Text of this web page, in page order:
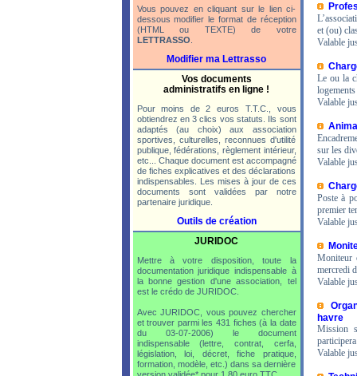
Vous pouvez en cliquant sur le lien ci-
dessous modifier le format de réception
(HTML ou TEXTE) de votre
LETTRASSO
Modifier ma Lettrasso
Vos documents
administratifs en ligne !
Pour moins de 2 euros T.T.C., vous
obtiendrez en 3 clics vos statuts. Ils sont
adaptés (au choix) aux association
sportives, culturelles, reconnues d'utilité
publique, fédérations, règlement intérieur,
etc... Chaque document est accompagné
de fiches explicatives et des déclarations
indispensables. Les mises à jour de ces
documents sont validées par notre
partenaire juridique.
Outils de création
JURIDOC
Mettre à votre disposition, toute la
documentation juridique indispensable à
la bonne gestion d'une association, tel
est le crédo de JURIDOC.
Avec JURIDOC, vous pouvez chercher
et trouver parmi les 431 fiches (à la date
du 03-07-2006) le document
indispensable (lettre, contrat, cerfa,
législation, loi, décret, fiche pratique,
formation, modèle, etc.) dans sa dernière
et (ou)
Valable
Le ou la
Valable
sur les
Valable
Poste à
premier
Valable
Moniteur
mercredi
Valable
havre
Mission
Valable